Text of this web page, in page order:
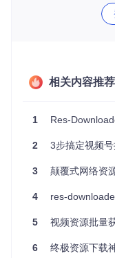
计和直观界面，让复
部署res-downloader
获，无需复杂的依赖
对于Linux用户，可
# 克隆项目仓库
cd
res-downloader
# 构建并安装
sudo
mv
相关内容推荐
1 Res-
2 3步搞定视频
3 颠覆式网络资源
4 res-downloader网络资
5 视频资源批量
6 终极资源下载神器：